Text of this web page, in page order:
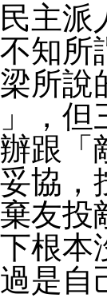
主派
知所
所說
，但
跟「
協，
友投
根本
是自